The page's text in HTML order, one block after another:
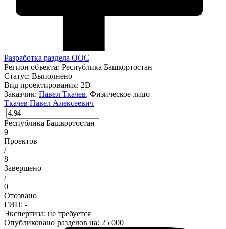
Разработка раздела ООС
Регион объекта: Республика Башкортостан
Статус: Выполнено
Вид проектирования: 2D
Заказчик: Павел Ткачев, Физическое лицо
Ткачев Павел Алексеевич
Республика Башкортостан
9
Проектов
/
8
Завершено
/
0
Отозвано
ГИП: -
Экспертиза: не требуется
Опубликовано разделов на: 25 000